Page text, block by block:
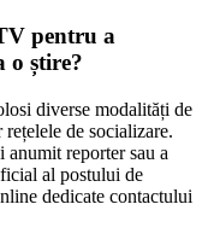
pentru a
o știre?
diverse modalități de
de socializare.
reporter sau a
al postului de
dedicate contactului